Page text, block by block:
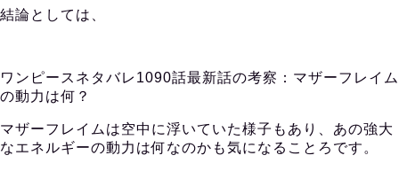
結論としては、
ワンピースネタバレ1090話最新話の考察：マザーフレイム
の動力は何？
マザーフレイムは空中に浮いていた様子もあり、あの強大
なエネルギーの動力は何なのかも気になることろです。